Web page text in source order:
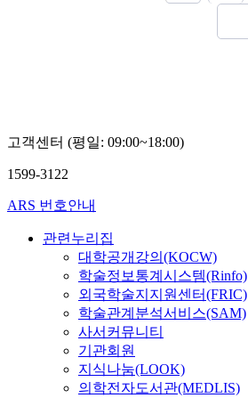
고객센터 (평일: 09:00~18:00)
1599-3122
ARS 번호안내
관련누리집
대학공개강의(KOCW)
학술정보통계시스템(Rinfo)
외국학술지지원센터(FRIC)
학술관계분석서비스(SAM)
사서커뮤니티
기관회원
지식나눔(LOOK)
의학전자도서관(MEDLIS)